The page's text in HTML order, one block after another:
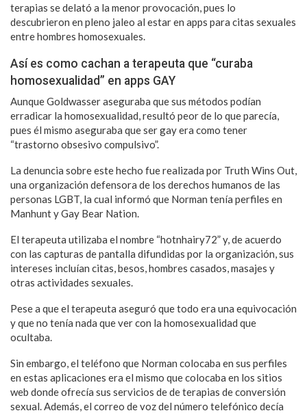
terapias se delató a la menor provocación, pues lo
descubrieron en pleno jaleo al estar en apps para citas sexuales
entre hombres homosexuales.
Así es como cachan a terapeuta que “curaba
homosexualidad” en apps GAY
Aunque Goldwasser aseguraba que sus métodos podían
erradicar la homosexualidad, resultó peor de lo que parecía,
pues él mismo aseguraba que ser gay era como tener
“trastorno obsesivo compulsivo”.
La denuncia sobre este hecho fue realizada por Truth Wins Out,
una organización defensora de los derechos humanos de las
personas LGBT, la cual informó que Norman tenía perfiles en
Manhunt y Gay Bear Nation.
El terapeuta utilizaba el nombre “hotnhairy72” y, de acuerdo
con las capturas de pantalla difundidas por la organización, sus
intereses incluían citas, besos, hombres casados, masajes y
otras actividades sexuales.
Pese a que el terapeuta aseguró que todo era una equivocación
y que no tenía nada que ver con la homosexualidad que
ocultaba.
Sin embargo, el teléfono que Norman colocaba en sus perfiles
en estas aplicaciones era el mismo que colocaba en los sitios
web donde ofrecía sus servicios de de terapias de conversión
sexual. Además, el correo de voz del número telefónico decía